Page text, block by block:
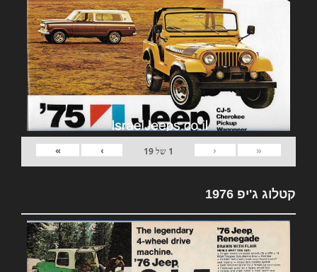
«
‹
1 של19
›
»
קטלוג ג'יפ 1976